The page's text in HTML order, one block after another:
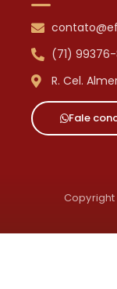
(71)
R. Cel.
Fale
Copyright